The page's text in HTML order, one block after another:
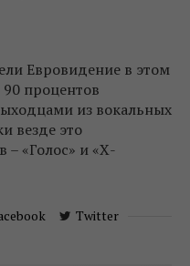
Евровидение в этом
90 процентов
из вокальных
везде это
– «Голос» и «Х-
Twitter